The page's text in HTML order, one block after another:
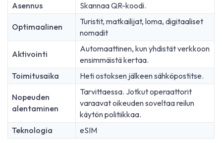
Asennus
Skannaa QR-koodi.
Optimaalinen
Turistit, matkailijat, loma, digitaaliset
nomadit
Aktivointi
Automaattinen, kun yhdistät verkkoon
ensimmäistä kertaa.
Toimitusaika
Heti ostoksen jälkeen sähköpostitse.
Nopeuden
alentaminen
Tarvittaessa. Jotkut operaattorit
varaavat oikeuden soveltaa reilun
käytön politiikkaa.
Teknologia
eSIM